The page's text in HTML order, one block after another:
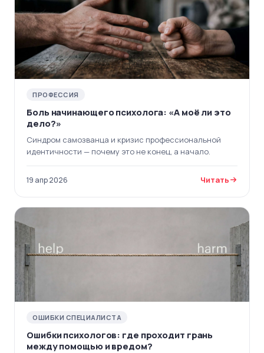
ПРОФЕССИЯ
Боль начинающего психолога: «А моё ли это
дело?»
Синдром самозванца и кризис профессиональной
идентичности — почему это не конец, а начало.
19 апр 2026 Читать
ОШИБКИ СПЕЦИАЛИСТА
Ошибки психологов: где проходит грань
между помощью и вредом?